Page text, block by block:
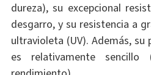
dureza), su excepcional
desgarro, y su resistencia a
ultravioleta (UV). Además,
es relativamente sencillo